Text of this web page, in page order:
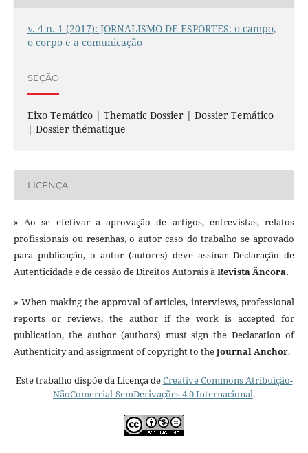
v. 4 n. 1 (2017): JORNALISMO DE ESPORTES: o campo,
o corpo e a comunicação
SEÇÃO
Eixo Temático | Thematic Dossier | Dossier Temático
| Dossier thématique
LICENÇA
» Ao se efetivar a aprovação de artigos, entrevistas, relatos
profissionais ou resenhas, o autor caso do trabalho se aprovado
para publicação, o autor (autores) deve assinar Declaração de
Autenticidade e de cessão de Direitos Autorais àRevista Âncora.
» When making the approval of articles, interviews, professional
reports or reviews, the author if the work is accepted for
publication, the author (authors) must sign the Declaration of
Authenticity and assignment of copyright to theJournal Anchor.
Este trabalho dispõe da Licença deCreative Commons Atribuição-
NãoComercial-SemDerivações 4.0 Internacional.